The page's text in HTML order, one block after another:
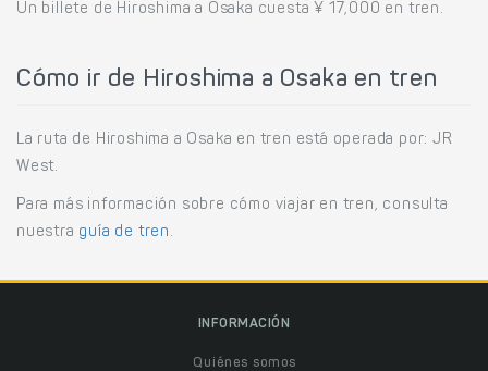
Un billete de Hiroshima a Osaka cuesta ¥ 17,000 en tren.
Cómo ir de Hiroshima a Osaka en tren
La ruta de Hiroshima a Osaka en tren está operada por: JR
West.
Para más información sobre cómo viajar en tren, consulta
nuestra guía de tren .
INFORMACIÓN
Quiénes somos